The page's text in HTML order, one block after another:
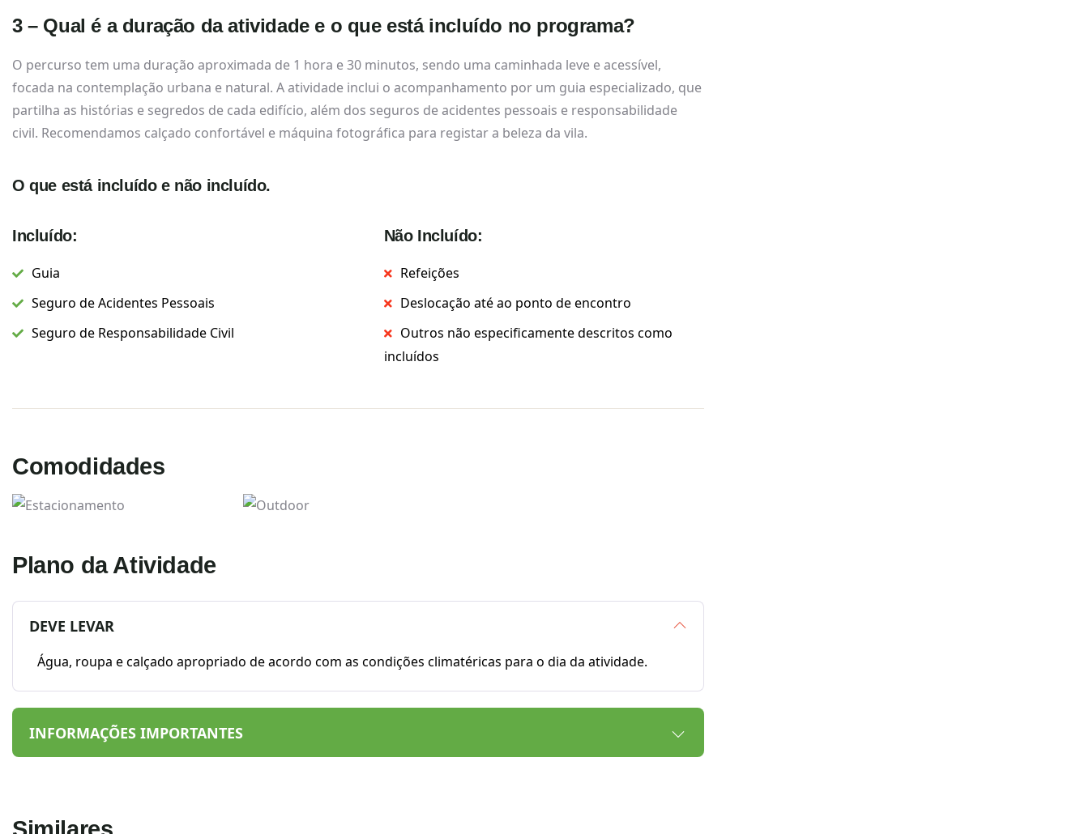
3 – Qual é a duração da atividade e o que está incluído no programa?
O percurso tem uma duração aproximada de 1 hora e 30 minutos, sendo uma caminhada leve e acessível,
focada na contemplação urbana e natural. A atividade inclui o acompanhamento por um guia especializado, que
partilha as histórias e segredos de cada edifício, além dos seguros de acidentes pessoais e responsabilidade
civil. Recomendamos calçado confortável e máquina fotográfica para registar a beleza da vila.
O que está incluído e não incluído.
Incluído:
Guia
Seguro de Acidentes Pessoais
Seguro de Responsabilidade Civil
Não Incluído:
Refeições
Deslocação até ao ponto de encontro
Outros não especificamente descritos como
incluídos
Comodidades
Estacionamento Outdoor
Plano da Atividade
DEVE LEVAR
Água, roupa e calçado apropriado de acordo com as condições climatéricas para o dia da atividade.
INFORMAÇÕES IMPORTANTES